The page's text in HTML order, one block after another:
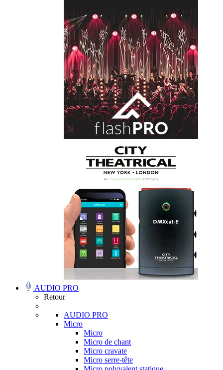
AUDIO PRO
Retour
AUDIO PRO
Micro
Micro
Micro de chant
Micro cravate
Micro serre-tête